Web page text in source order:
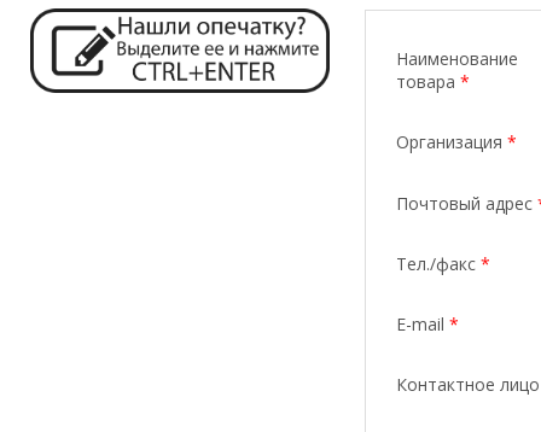
Наименование
товара *
Организация *
Почтовый адрес
Тел./факс *
E-mail *
Контактное